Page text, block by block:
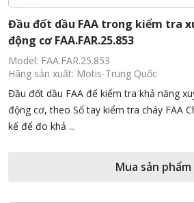
Đầu đốt dầu FAA trong kiểm tra
động cơ FAA.FAR.25.853
Model: FAA.FAR.25.853
Hãng sản xuất: Motis-Trung Quốc
Đầu đốt dầu FAA để kiểm tra khả năng
động cơ, theo Sổ tay kiểm tra cháy FAA
kế để đo khả ...
Mua sản phẩm